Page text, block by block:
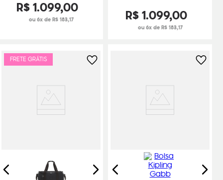
R$1.099,00
ou 6x de R$ 183,17 R$1.099,00
ou 6x de R$ 183,17
FRETE GRÁTIS